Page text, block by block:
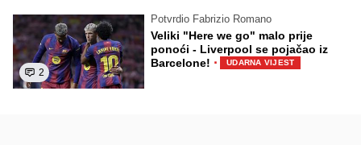
2
Potvrdio Fabrizio Romano
Veliki "Here we go" malo prije
ponoći - Liverpool se pojačao iz
Barcelone! · UDARNA VIJEST